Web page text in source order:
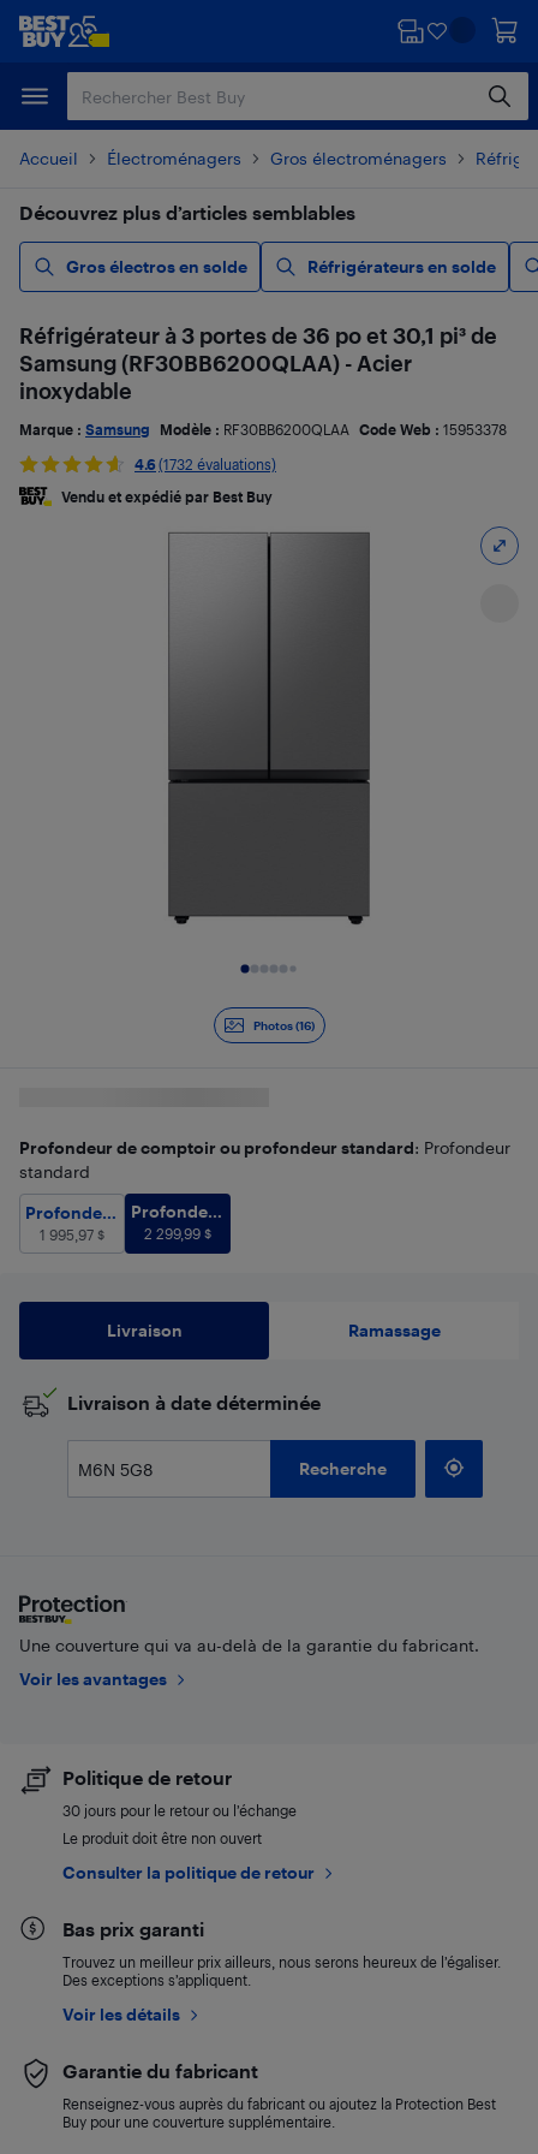
Passer
principal
Passer
Accueil Électroménagers Gros électroménagers
Découvrez plus d’articles semblables
Gros électros en solde Réfrigérateurs en solde
Photos (16)
Réfrigérateur à 3 portes de 36 po et 30,1 pi³ de
Samsung (RF30BB6200QLAA) - Acier
inoxydable
Marque : Samsung Modèle : RF30BB6200QLAA Code Web : 15953378
4.6 (1732 évaluations)
Vendu et expédié par Best Buy
Profondeur de comptoir ou profondeur standard: Profondeur
standard
Profondeur de comptoir
Profondeur
de comptoir
1 995,97 $
Profondeur standard
Profondeur
standard
2 299,99 $
Livraison Ramassage
​Livraison à date déterminée
Recherche
Une couverture qui va au-delà de la garantie du fabricant.
Voir les avantages
Politique de retour
30 jours pour le retour ou l’échange
Le produit doit être non ouvert
Consulter la politique de retour
Bas prix garanti
Trouvez un meilleur prix ailleurs, nous serons heureux de l’égaliser.
Des exceptions s’appliquent.
Voir les détails
Garantie du fabricant
Renseignez-vous auprès du fabricant ou ajoutez la Protection Best
Buy pour une couverture supplémentaire.